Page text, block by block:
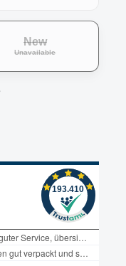
New
Unavailable(This option is